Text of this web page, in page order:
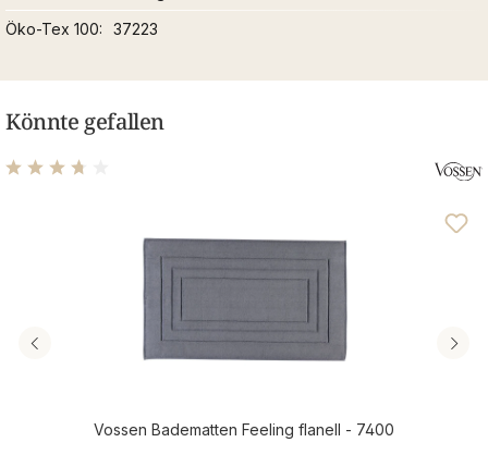
Öko-Tex 100
37223
Könnte gefallen
Vossen Badematten Feeling flanell - 7400